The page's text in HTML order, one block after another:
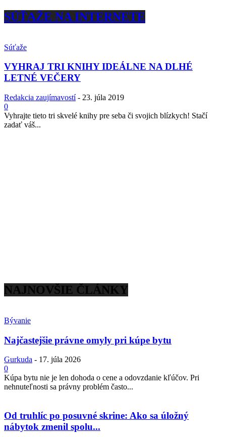
SÚŤAŽE NA INTERNETE
Súťaže
VYHRAJ TRI KNIHY IDEÁLNE NA DLHÉ
LETNÉ VEČERY
Redakcia zaujímavostí - 23. júla 2019
0
Vyhrajte tieto tri skvelé knihy pre seba či svojich blízkych! Stačí
zadať váš...
NAJNOVŠIE ČLÁNKY
Bývanie
Najčastejšie právne omyly pri kúpe bytu
Gurkuda - 17. júla 2026
0
Kúpa bytu nie je len dohoda o cene a odovzdanie kľúčov. Pri
nehnuteľnosti sa právny problém často...
Od truhlíc po posuvné skrine: Ako sa úložný
nábytok zmenil spolu...